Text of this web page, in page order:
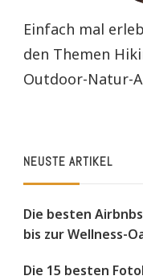
Einfach mal
den Themen
Outdoor-Natur-
NEUSTE ARTIKEL
Die besten
bis zur Wellness-
Die 15 besten